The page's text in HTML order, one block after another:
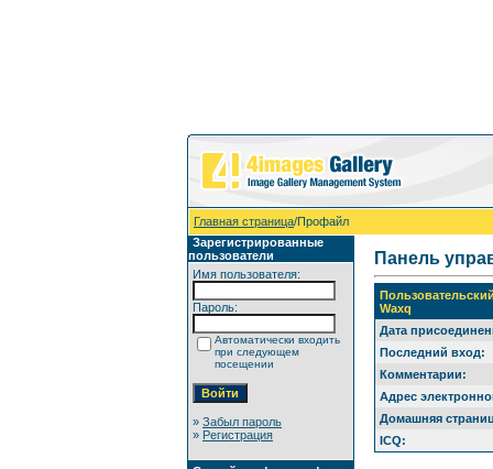
Главная страница/Профайл
Зарегистрированные
пользователи
Имя пользователя:
Пароль:
Автоматически входить
при следующем
посещении
» Забыл пароль
» Регистрация
Панель
Waxq
Дата
Последний вход:
Комментарии:
Адрес
Домашняя
ICQ: